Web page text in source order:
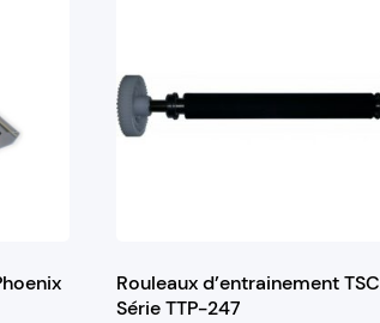
Rouleaux d’entrainement TSC
Série TTP-247